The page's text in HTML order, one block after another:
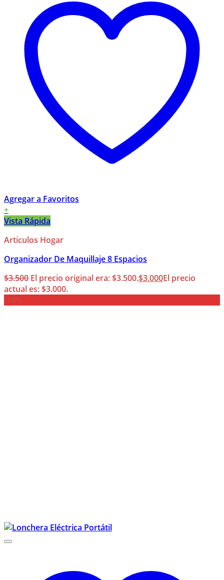
Agregar a Favoritos
+
Vista Rápida
Articulos Hogar
Organizador De Maquillaje 8 Espacios
$3.500 El precio original era: $3.500.$3.000El precio
actual es: $3.000.